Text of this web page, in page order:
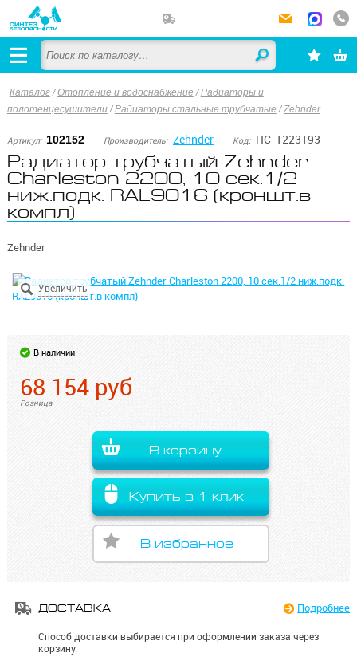
Каталог/Отопление и водоснабжение /Радиаторы и
полотенцесушители /Радиаторы стальные трубчатые /Zehnder
Артикул: 102152 Производитель: Zehnder Код: НС-1223193
Радиатор трубчатый Zehnder
Charleston 2200, 10 сек.1/2
ниж.подк. RAL9016 (кроншт.в
компл)
Zehnder
В наличии
68 154 руб
Розница
В корзину
Купить в 1 клик
В избранное
ДОСТАВКА Подробнее
Способ доставки выбирается при оформлении заказа через
корзину.